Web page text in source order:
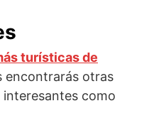
turísticas de
encontrarás otras
interesantes como